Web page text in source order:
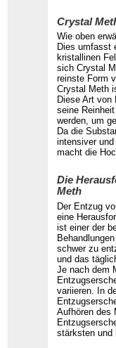
Crystal
Wie oben
Dies umfasst
kristallinen
sich Crystal
reinste Form
Crystal Meth
Diese Art von
seine
werden, um
Da die
intensiver
macht die
Die
Meth
Der Entzug
eine
ist einer der
schwer zu
und das
Je nach dem
variieren. In
Aufhören des
stärksten und